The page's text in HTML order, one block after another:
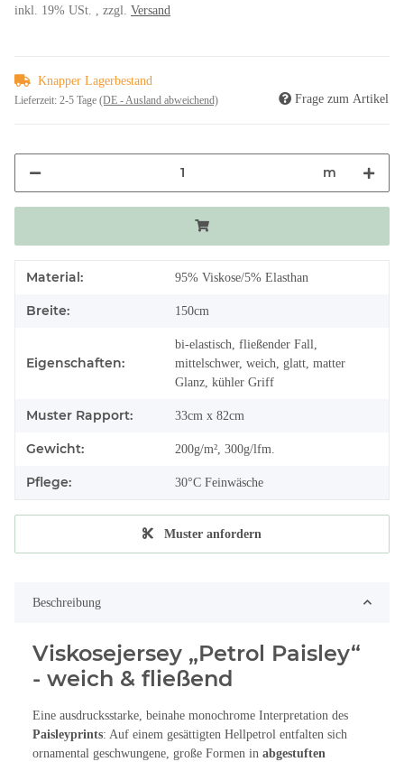
inkl. 19% USt. , zzgl. Versand
Knapper Lagerbestand
Lieferzeit: 2-5 Tage (DE - Ausland abweichend) Frage zum Artikel
m
Material: 95% Viskose/5% Elasthan
Breite: 150cm
Eigenschaften:
bi-elastisch, fließender Fall,
mittelschwer, weich, glatt, matter
Glanz, kühler Griff
Muster Rapport: 33cm x 82cm
Gewicht: 200g/m², 300g/lfm.
Pflege: 30°C Feinwäsche
Muster anfordern
Beschreibung
Viskosejersey „Petrol Paisley“
- weich & fließend
Eine ausdrucksstarke, beinahe monochrome Interpretation des
Paisleyprints: Auf einem gesättigten Hellpetrol entfalten sich
ornamental geschwungene, große Formen in abgestuften